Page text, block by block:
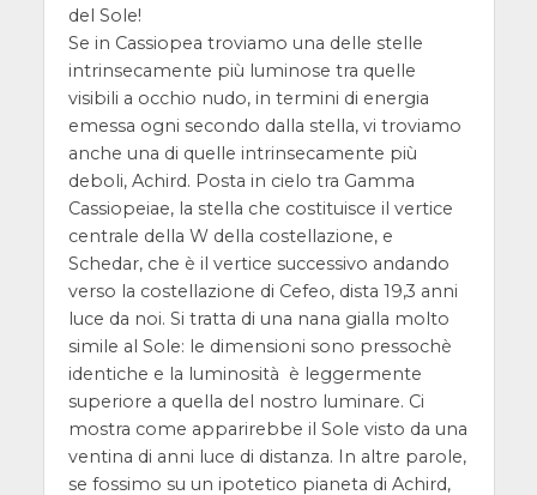
del Sole!
Se in Cassiopea troviamo una delle stelle
intrinsecamente più luminose tra quelle
visibili a occhio nudo, in termini di energia
emessa ogni secondo dalla stella, vi troviamo
anche una di quelle intrinsecamente più
deboli, Achird. Posta in cielo tra Gamma
Cassiopeiae, la stella che costituisce il vertice
centrale della W della costellazione, e
Schedar, che è il vertice successivo andando
verso la costellazione di Cefeo, dista 19,3 anni
luce da noi. Si tratta di una nana gialla molto
simile al Sole: le dimensioni sono pressochè
identiche e la luminosità è leggermente
superiore a quella del nostro luminare. Ci
mostra come apparirebbe il Sole visto da una
ventina di anni luce di distanza. In altre parole,
se fossimo su un ipotetico pianeta di Achird,